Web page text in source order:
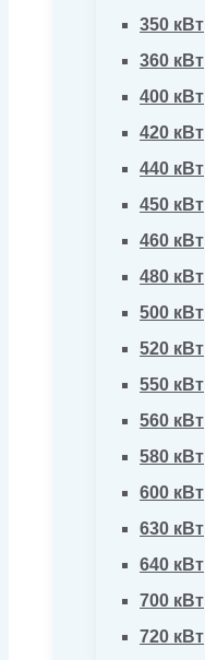
350 кВт
360 кВт
400 кВт
420 кВт
440 кВт
450 кВт
460 кВт
480 кВт
500 кВт
520 кВт
550 кВт
560 кВт
580 кВт
600 кВт
630 кВт
640 кВт
700 кВт
720 кВт